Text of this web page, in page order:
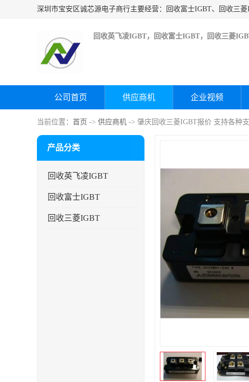
回收英飞凌IGBT，回收富士IGBT，回收三菱
公司首页 供应商机 企业视频
当前位置： 首页 -> 供应商机 -> 肇庆回收三菱IGBT报价 支持各种
产品分类
回收英飞凌IGBT
回收富士IGBT
回收三菱IGBT